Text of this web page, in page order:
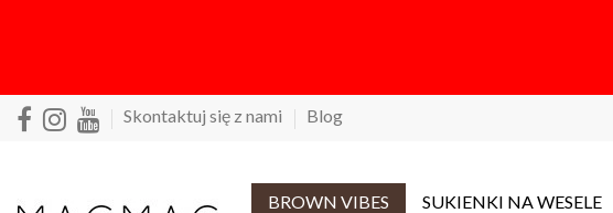
Skontaktuj się z nami Blog
BROWN VIBES SUKIENKI NA WESELE